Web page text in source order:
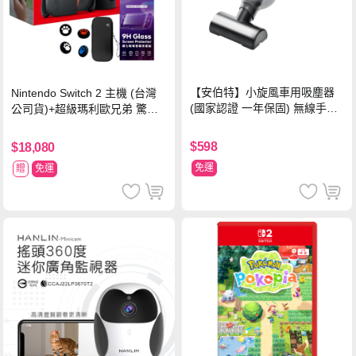
Nintendo Switch 2 主機 (台灣
公司貨)+超級瑪利歐兄弟 驚奇
球 狂熱 中文版
$18,080
贈 免運
【安伯特】小旋風車用吸塵器
(國家認證 一年保固) 無線手持
黑色
$598
免運